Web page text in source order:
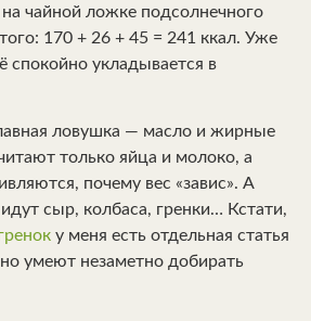
чайной ложке подсолнечного
170 + 26 + 45 = 241 ккал. Уже
спокойно укладывается в
ловушка — масло и жирные
только яйца и молоко, а
почему вес «завис». А
сыр, колбаса, гренки… Кстати,
у меня есть отдельная статья
умеют незаметно добирать